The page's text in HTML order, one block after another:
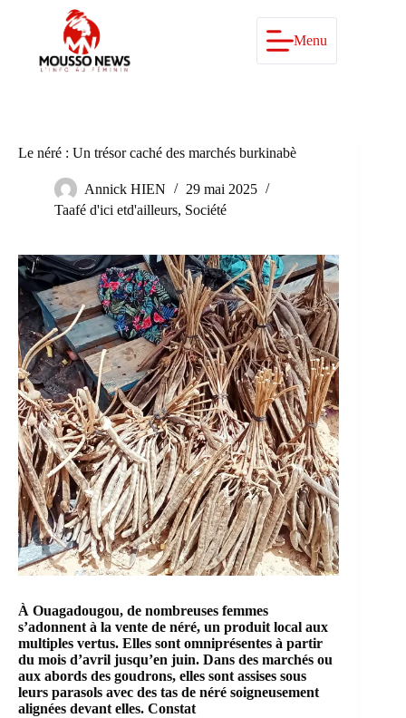
Menu
Le néré : Un trésor caché des marchés burkinabè
Annick HIEN
29 mai 2025
Taafé d'ici etd'ailleurs, Société
À Ouagadougou, de nombreuses femmes
s’adonnent à la vente de néré, un produit local aux
multiples vertus. Elles sont omniprésentes à partir
du mois d’avril jusqu’en juin. Dans des marchés ou
aux abords des goudrons, elles sont assises sous
leurs parasols avec des tas de néré soigneusement
alignées devant elles. Constat